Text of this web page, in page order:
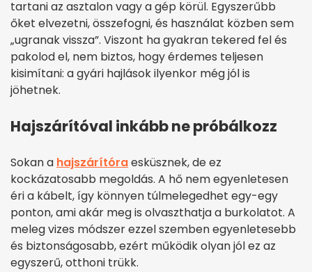
tartani az asztalon vagy a gép körül. Egyszerűbb
őket elvezetni, összefogni, és használat közben sem
„ugranak vissza”. Viszont ha gyakran tekered fel és
pakolod el, nem biztos, hogy érdemes teljesen
kisimítani: a gyári hajlások ilyenkor még jól is
jöhetnek.
Hajszárítóval inkább ne próbálkozz
Sokan a hajszárítóraesküsznek, de ez
kockázatosabb megoldás. A hő nem egyenletesen
éri a kábelt, így könnyen túlmelegedhet egy-egy
ponton, ami akár meg is olvaszthatja a burkolatot. A
meleg vizes módszer ezzel szemben egyenletesebb
és biztonságosabb, ezért működik olyan jól ez az
egyszerű, otthoni trükk.